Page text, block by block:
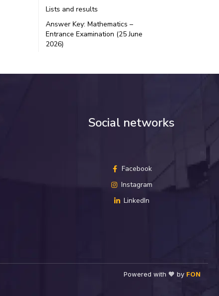
Lists and results
Answer Key: Mathematics –
Entrance Examination (25 June
2026)
Social networks
Facebook
Instagram
LinkedIn
Powered with 🧡 by FON